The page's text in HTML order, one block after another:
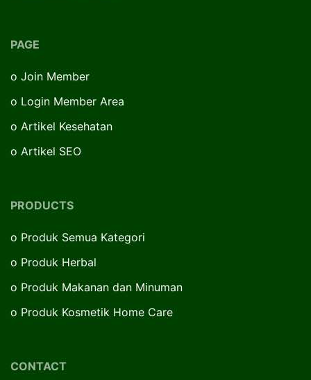
PAGE
o Join Member
o Login Member Area
o Artikel Kesehatan
o Artikel SEO
PRODUCTS
o Produk Semua Kategori
o Produk Herbal
o Produk Makanan dan Minuman
o Produk Kosmetik Home Care
CONTACT